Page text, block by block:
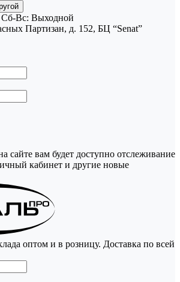
Cб-Вс: Выходной
Партизан, д. 152, БЦ “Senat”
сайте вам будет доступно отслеживание
кабинет и другие новые
оптом и в розницу. Доставка по всей